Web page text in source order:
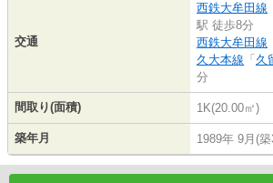
交通
西鉄大牟田線
駅 徒歩8分
西鉄大牟田線
久大本線 「 久
分
間取り(面積) 1K(20.00㎡)
築年月 1989年 9月(